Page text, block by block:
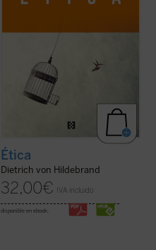
Ética
Dietrich von Hildebrand
32,00€ IVA incluido
disponible en ebook: